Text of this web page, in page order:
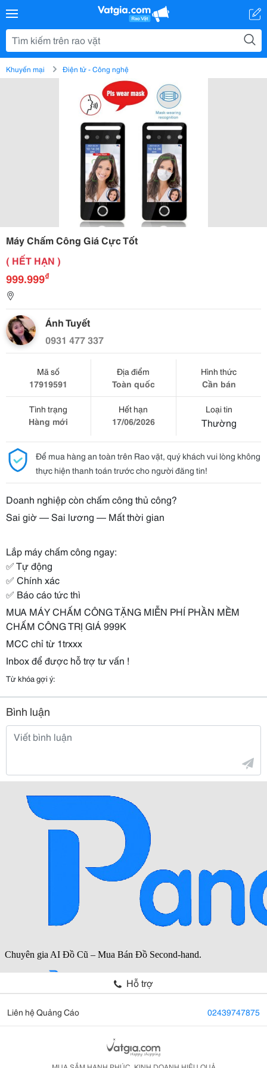
Khuyến mại Điện tử - Công nghệ
Máy Chấm Công Giá Cực Tốt
( HẾT HẠN )
999.999₫
Ánh Tuyết
0931 477 337
Mã số
17919591
Địa điểm
Toàn quốc
Hình thức
Cần bán
Tình trạng
Hàng mới
Hết hạn
17/06/2026
Loại tin
Thường
Để mua hàng an toàn trên Rao vặt, quý khách vui lòng không
thực hiện thanh toán trước cho người đăng tin!
Doanh nghiệp còn chấm công thủ công?
Sai giờ — Sai lương — Mất thời gian
Lắp máy chấm công ngay:
✅ Tự động
✅ Chính xác
✅ Báo cáo tức thì
MUA MÁY CHẤM CÔNG TẶNG MIỄN PHÍ PHẦN MỀM
CHẤM CÔNG TRỊ GIÁ 999K
MCC chỉ từ 1trxxx
Inbox để được hỗ trợ tư vấn !
Từ khóa gợi ý:
Bình luận
Hỗ trợ
Liên hệ Quảng Cáo 02439747875